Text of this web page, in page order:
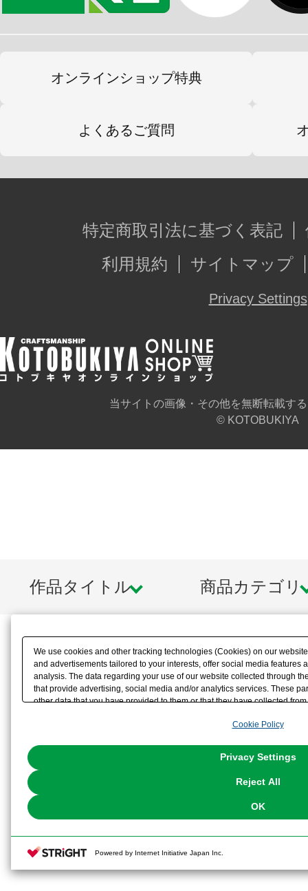
オンラインショップ特典
よくあるご質問
特定商取引法に基づく表記
利用規約
サイトマップ
Privacy Settings
当サイトの画像・その他を無断転載す
© KOTOBUKIYA
作品タイトル 商品カテゴリ
We use cookies and other tracking technologies (Cookies) on our
and advertisements tailored to your interests, offer social media features
analysis. The data regarding your use of our website collected through
that provide advertising, social media and/or analytics services. These
other data that you have provided to them or that they have collected
the use of all Cookies except for Strictly Necessary Cookies, please
You can change your consent or rejection settings at any time via
Cookie Policy
Privacy Settings
Reject All
OK
Powered by Internet Initiative Japan Inc.